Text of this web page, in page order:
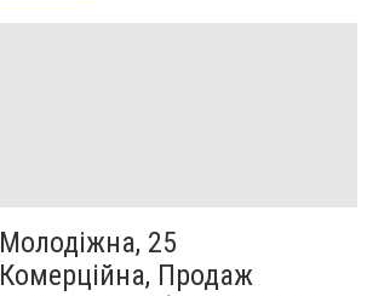
Молодіжна, 25
Комерційна, Продаж